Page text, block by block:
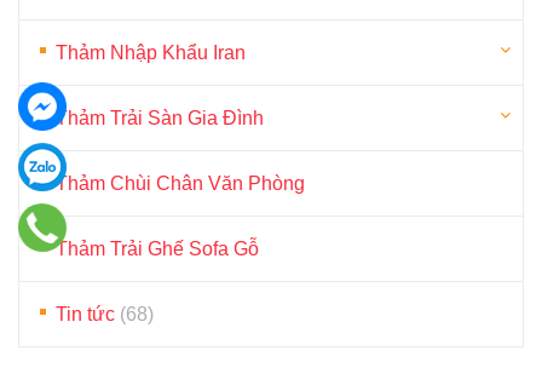
Thảm Nhập Khẩu Iran
Thảm Trải Sàn Gia Đình
Thảm Chùi Chân Văn Phòng
Thảm Trải Ghế Sofa Gỗ
Tin tức (68)